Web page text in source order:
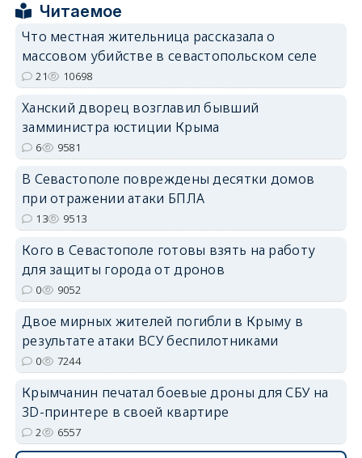
Читаемое
Что местная жительница рассказала о
массовом убийстве в севастопольском селе
21 10698
Ханский дворец возглавил бывший
замминистра юстиции Крыма
6 9581
В Севастополе повреждены десятки домов
при отражении атаки БПЛА
13 9513
Кого в Севастополе готовы взять на работу
для защиты города от дронов
0 9052
Двое мирных жителей погибли в Крыму в
результате атаки ВСУ беспилотниками
0 7244
Крымчанин печатал боевые дроны для СБУ на
3D-принтере в своей квартире
2 6557